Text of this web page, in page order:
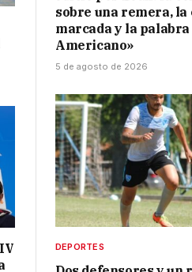
sobre una remera, la
marcada y la palabra
Americano»
5 de agosto de 2026
DEPORTES